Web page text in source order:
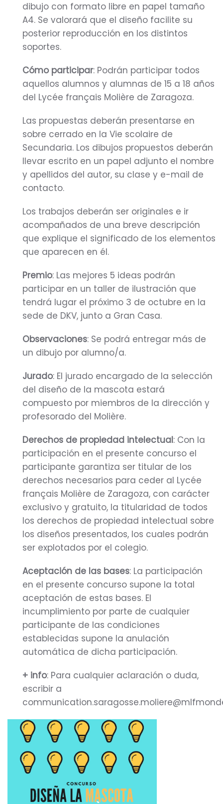
dibujo con formato libre en papel tamaño
A4. Se valorará que el diseño facilite su
posterior reproducción en los distintos
soportes.
Cómo participar: Podrán participar todos
aquellos alumnos y alumnas de 15 a 18 años
del Lycée français Molière de Zaragoza.
Las propuestas deberán presentarse en
sobre cerrado en la Vie scolaire de
Secundaria. Los dibujos propuestos deberán
llevar escrito en un papel adjunto el nombre
y apellidos del autor, su clase y e-mail de
contacto.
Los trabajos deberán ser originales e ir
acompañados de una breve descripción
que explique el significado de los elementos
que aparecen en él.
Premio: Las mejores 5 ideas podrán
participar en un taller de ilustración que
tendrá lugar el próximo 3 de octubre en la
sede de DKV, junto a Gran Casa.
Observaciones: Se podrá entregar más de
un dibujo por alumno/a.
Jurado: El jurado encargado de la selección
del diseño de la mascota estará
compuesto por miembros de la dirección y
profesorado del Molière.
Derechos de propiedad intelectual: Con la
participación en el presente concurso el
participante garantiza ser titular de los
derechos necesarios para ceder al Lycée
français Molière de Zaragoza, con carácter
exclusivo y gratuito, la titularidad de todos
los derechos de propiedad intelectual sobre
los diseños presentados, los cuales podrán
ser explotados por el colegio.
Aceptación de las bases: La participación
en el presente concurso supone la total
aceptación de estas bases. El
incumplimiento por parte de cualquier
participante de las condiciones
establecidas supone la anulación
automática de dicha participación.
+ info: Para cualquier aclaración o duda,
escribir a